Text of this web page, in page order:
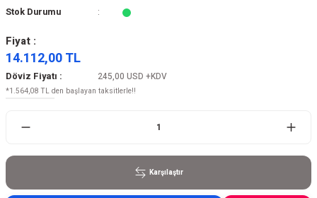
Stok Durumu
Fiyat :
14.112,00 TL
Döviz Fiyatı : 245,00 USD +KDV
*1.564,08 TL den başlayan taksitlerle!!
Karşılaştır